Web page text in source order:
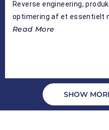
Reverse engineering,
optimering af et essentielt
Read More
SHOW